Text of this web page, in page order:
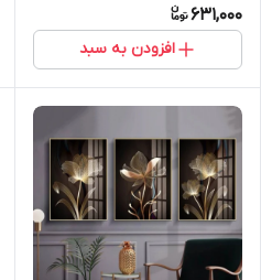
631,000
افزودن به سبد